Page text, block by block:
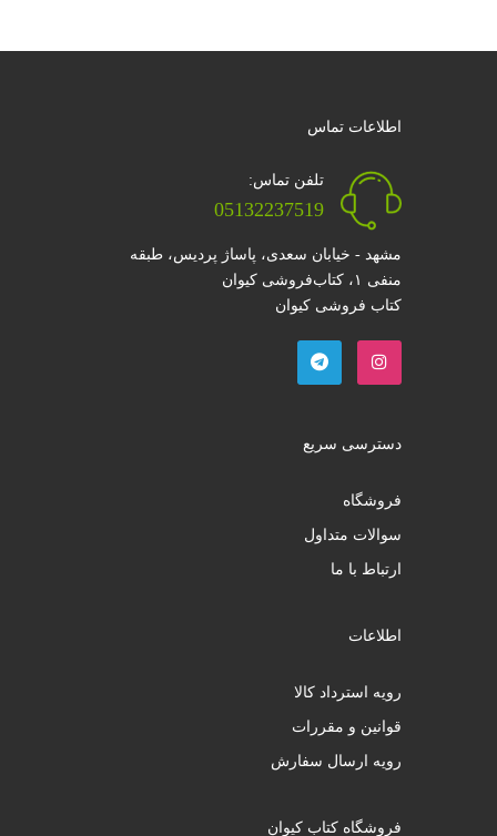
اطلاعات تماس
تلفن تماس:
05132237519
مشهد - خیابان سعدی، پاساژ پردیس، طبقه
منفی ۱، کتاب‌فروشی کیوان
کتاب فروشی کیوان
دسترسی سریع
فروشگاه
سوالات متداول
ارتباط با ما
اطلاعات
رویه استرداد کالا
قوانین و مقررات
رویه ارسال سفارش
فروشگاه کتاب کیوان